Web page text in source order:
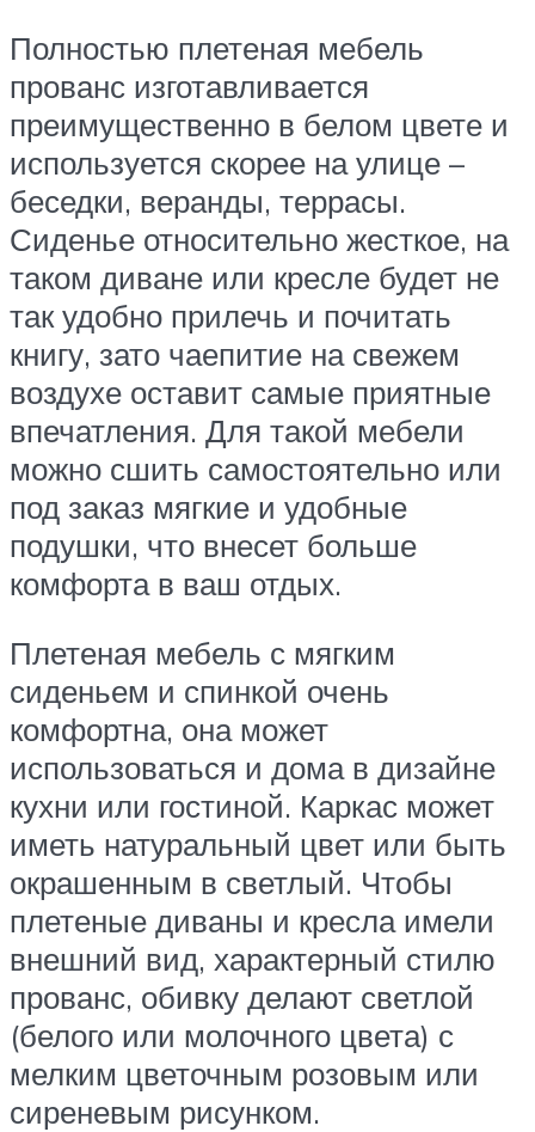
Полностью плетеная мебель
прованс изготавливается
преимущественно в белом цвете и
используется скорее на улице –
беседки, веранды, террасы.
Сиденье относительно жесткое, на
таком диване или кресле будет не
так удобно прилечь и почитать
книгу, зато чаепитие на свежем
воздухе оставит самые приятные
впечатления. Для такой мебели
можно сшить самостоятельно или
под заказ мягкие и удобные
подушки, что внесет больше
комфорта в ваш отдых.
Плетеная мебель с мягким
сиденьем и спинкой очень
комфортна, она может
использоваться и дома в дизайне
кухни или гостиной. Каркас может
иметь натуральный цвет или быть
окрашенным в светлый. Чтобы
плетеные диваны и кресла имели
внешний вид, характерный стилю
прованс, обивку делают светлой
(белого или молочного цвета) с
мелким цветочным розовым или
сиреневым рисунком.